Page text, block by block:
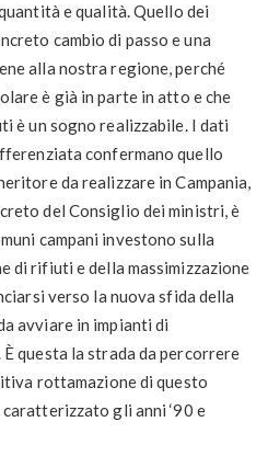
e qualità. Quello dei
cambio di passo e una
alla nostra regione, perché
è già in parte in atto e che
è un sogno realizzabile. I dati
confermano quello
da realizzare in Campania,
del Consiglio dei ministri, è
campani investono sulla
di rifiuti e della massimizzazione
verso la nuova sfida della
avviare in impianti di
questa la strada da percorrere
rottamazione di questo
gli anni ‘90 e